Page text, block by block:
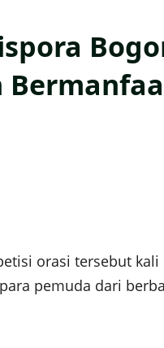
orasi tersebut
pemuda dari